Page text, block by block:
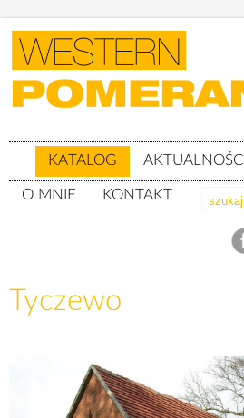
KATALOG AKTUALNOŚCI
O MNIE KONTAKT
Tyczewo